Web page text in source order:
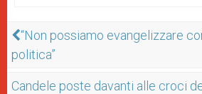
“Non possiamo evangelizzare
politica”
Candele poste davanti alle croci